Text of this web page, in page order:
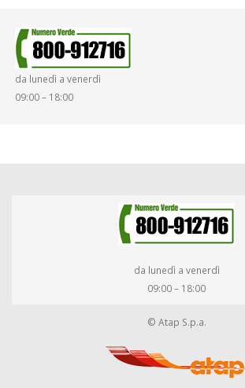
da lunedì a venerdì
09:00 – 18:00
da lunedì a venerdì
09:00 – 18:00
© Atap S.p.a.